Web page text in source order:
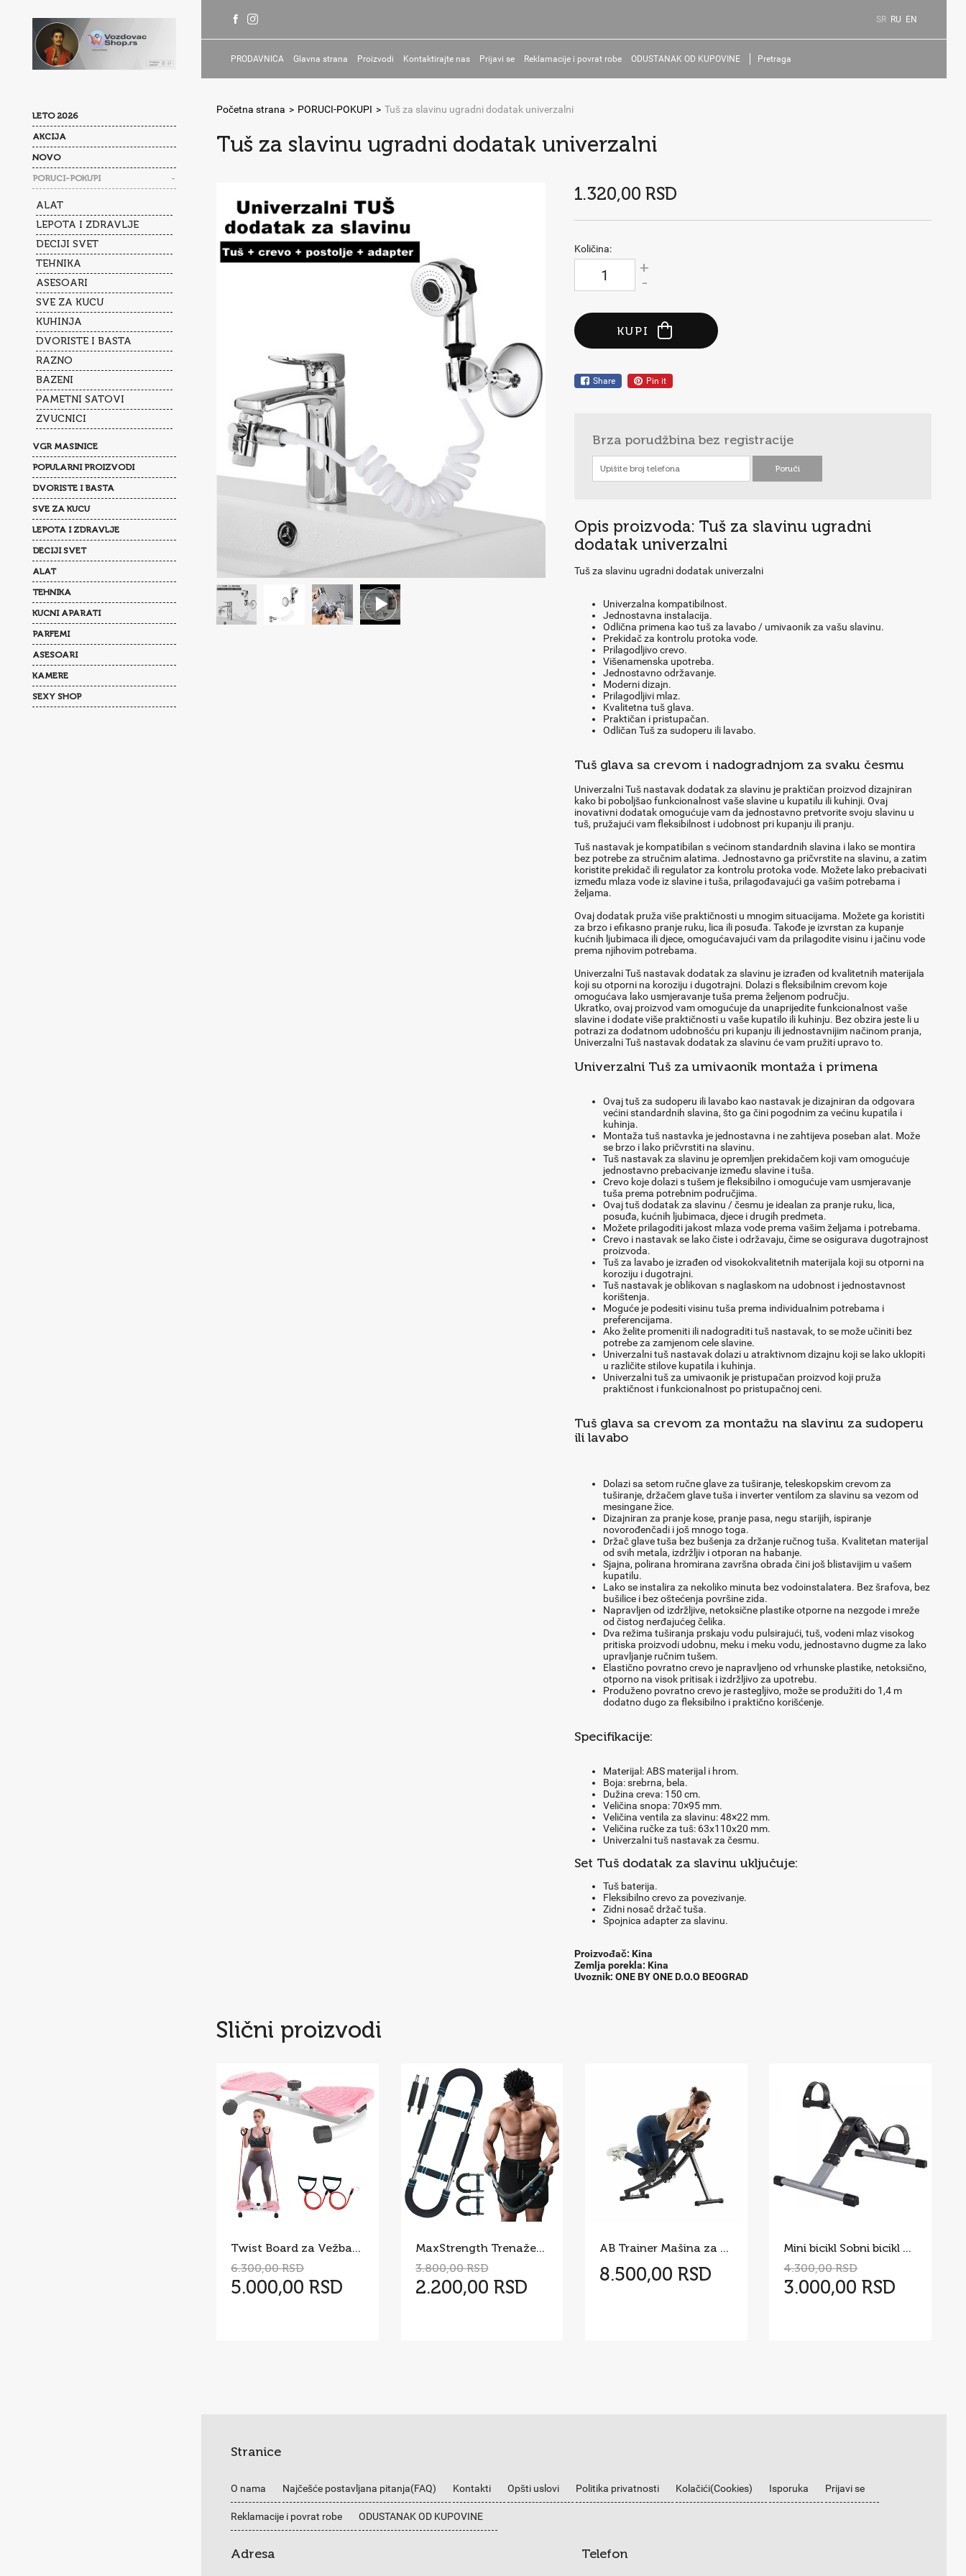
LETO 2026
AKCIJA
NOVO
PORUCI-POKUPI -
ALAT
LEPOTA I ZDRAVLJE
DECIJI SVET
TEHNIKA
ASESOARI
SVE ZA KUCU
KUHINJA
DVORISTE I BASTA
RAZNO
BAZENI
PAMETNI SATOVI
ZVUCNICI
VGR MASINICE
POPULARNI PROIZVODI
DVORISTE I BASTA
SVE ZA KUCU
LEPOTA I ZDRAVLJE
DECIJI SVET
ALAT
TEHNIKA
KUCNI APARATI
PARFEMI
ASESOARI
KAMERE
SEXY SHOP
SR RU EN
PRODAVNICA Glavna strana Proizvodi Kontaktirajte nas Prijavi se Reklamacije i povrat robe ODUSTANAK OD KUPOVINE Pretraga
Početna strana > PORUCI-POKUPI > Tuš za slavinu ugradni dodatak univerzalni
Tuš za slavinu ugradni dodatak univerzalni
1.320,00 RSD
Količina:
+
-
KUPI
Share Pin it
Brza porudžbina bez registracije
Opis proizvoda: Tuš za slavinu ugradni
dodatak univerzalni
Tuš za slavinu ugradni dodatak univerzalni
Univerzalna kompatibilnost.
Jednostavna instalacija.
Odlična primena kao tuš za lavabo / umivaonik za vašu slavinu.
Prekidač za kontrolu protoka vode.
Prilagodljivo crevo.
Višenamenska upotreba.
Jednostavno održavanje.
Moderni dizajn.
Prilagodljivi mlaz.
Kvalitetna tuš glava.
Praktičan i pristupačan.
Odličan Tuš za sudoperu ili lavabo.
Tuš glava sa crevom i nadogradnjom za svaku česmu
Univerzalni Tuš nastavak dodatak za slavinu je praktičan proizvod dizajniran
kako bi poboljšao funkcionalnost vaše slavine u kupatilu ili kuhinji. Ovaj
inovativni dodatak omogućuje vam da jednostavno pretvorite svoju slavinu u
tuš, pružajući vam fleksibilnost i udobnost pri kupanju ili pranju.
Tuš nastavak je kompatibilan s većinom standardnih slavina i lako se montira
bez potrebe za stručnim alatima. Jednostavno ga pričvrstite na slavinu, a zatim
koristite prekidač ili regulator za kontrolu protoka vode. Možete lako prebacivati
između mlaza vode iz slavine i tuša, prilagođavajući ga vašim potrebama i
željama.
Ovaj dodatak pruža više praktičnosti u mnogim situacijama. Možete ga koristiti
za brzo i efikasno pranje ruku, lica ili posuđa. Takođe je izvrstan za kupanje
kućnih ljubimaca ili djece, omogućavajući vam da prilagodite visinu i jačinu vode
prema njihovim potrebama.
Univerzalni Tuš nastavak dodatak za slavinu je izrađen od kvalitetnih materijala
koji su otporni na koroziju i dugotrajni. Dolazi s fleksibilnim crevom koje
omogućava lako usmjeravanje tuša prema željenom području.
Ukratko, ovaj proizvod vam omogućuje da unaprijedite funkcionalnost vaše
slavine i dodate više praktičnosti u vaše kupatilo ili kuhinju. Bez obzira jeste li u
potrazi za dodatnom udobnošću pri kupanju ili jednostavnijim načinom pranja,
Univerzalni Tuš nastavak dodatak za slavinu će vam pružiti upravo to.
Univerzalni Tuš za umivaonik montaža i primena
Ovaj tuš za sudoperu ili lavabo kao nastavak je dizajniran da odgovara
većini standardnih slavina, što ga čini pogodnim za većinu kupatila i
kuhinja.
Montaža tuš nastavka je jednostavna i ne zahtijeva poseban alat. Može
se brzo i lako pričvrstiti na slavinu.
Tuš nastavak za slavinu je opremljen prekidačem koji vam omogućuje
jednostavno prebacivanje između slavine i tuša.
Crevo koje dolazi s tušem je fleksibilno i omogućuje vam usmjeravanje
tuša prema potrebnim područjima.
Ovaj tuš dodatak za slavinu / česmu je idealan za pranje ruku, lica,
posuđa, kućnih ljubimaca, djece i drugih predmeta.
Možete prilagoditi jakost mlaza vode prema vašim željama i potrebama.
Crevo i nastavak se lako čiste i održavaju, čime se osigurava dugotrajnost
proizvoda.
Tuš za lavabo je izrađen od visokokvalitetnih materijala koji su otporni na
koroziju i dugotrajni.
Tuš nastavak je oblikovan s naglaskom na udobnost i jednostavnost
korištenja.
Moguće je podesiti visinu tuša prema individualnim potrebama i
preferencijama.
Ako želite promeniti ili nadograditi tuš nastavak, to se može učiniti bez
potrebe za zamjenom cele slavine.
Univerzalni tuš nastavak dolazi u atraktivnom dizajnu koji se lako uklopiti
u različite stilove kupatila i kuhinja.
Univerzalni tuš za umivaonik je pristupačan proizvod koji pruža
praktičnost i funkcionalnost po pristupačnoj ceni.
Tuš glava sa crevom za montažu na slavinu za sudoperu
ili lavabo
Dolazi sa setom ručne glave za tuširanje, teleskopskim crevom za
tuširanje, držačem glave tuša i inverter ventilom za slavinu sa vezom od
mesingane žice.
Dizajniran za pranje kose, pranje pasa, negu starijih, ispiranje
novorođenčadi i još mnogo toga.
Držač glave tuša bez bušenja za držanje ručnog tuša. Kvalitetan materijal
od svih metala, izdržljiv i otporan na habanje.
Sjajna, polirana hromirana završna obrada čini još blistavijim u vašem
kupatilu.
Lako se instalira za nekoliko minuta bez vodoinstalatera. Bez šrafova, bez
bušilice i bez oštećenja površine zida.
Napravljen od izdržljive, netoksične plastike otporne na nezgode i mreže
od čistog nerđajućeg čelika.
Dva režima tuširanja prskaju vodu pulsirajući, tuš, vodeni mlaz visokog
pritiska proizvodi udobnu, meku i meku vodu, jednostavno dugme za lako
upravljanje ručnim tušem.
Elastično povratno crevo je napravljeno od vrhunske plastike, netoksično,
otporno na visok pritisak i izdržljivo za upotrebu.
Produženo povratno crevo je rastegljivo, može se produžiti do 1,4 m
dodatno dugo za fleksibilno i praktično korišćenje.
Specifikacije:
Materijal: ABS materijal i hrom.
Boja: srebrna, bela.
Dužina creva: 150 cm.
Veličina snopa: 70×95 mm.
Veličina ventila za slavinu: 48×22 mm.
Veličina ručke za tuš: 63x110x20 mm.
Univerzalni tuš nastavak za česmu.
Set Tuš dodatak za slavinu uključuje:
Tuš baterija.
Fleksibilno crevo za povezivanje.
Zidni nosač držač tuša.
Spojnica adapter za slavinu.
Proizvođač: Kina
Zemlja porekla: Kina
Uvoznik: ONE BY ONE D.O.O BEOGRAD
Slični proizvodi
Twist Board za Vežbanje – Rotaciona Sprava za Struk i Stomak
6.300,00 RSD
5.000,00 RSD
MaxStrength Trenažer za Jačanje Celog Tela
3.800,00 RSD
2.200,00 RSD
AB Trainer Mašina za Trbušnjake 200 kg
8.500,00 RSD
Mini bicikl Sobni bicikl pedale Kucni mini bickl
4.300,00 RSD
3.000,00 RSD
Stranice
O nama Najčešće postavljana pitanja(FAQ) Kontakti Opšti uslovi Politika privatnosti Kolačići(Cookies) Isporuka Prijavi se
Reklamacije i povrat robe ODUSTANAK OD KUPOVINE
Adresa Telefon